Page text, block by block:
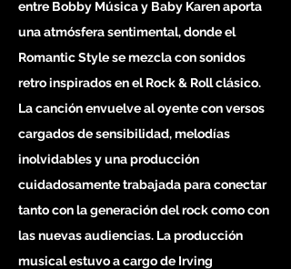
entre Bobby Música y Baby Karen aporta
una atmósfera sentimental, donde el
Romantic Style se mezcla con sonidos
retro inspirados en el Rock & Roll clásico.
La canción envuelve al oyente con versos
cargados de sensibilidad, melodías
inolvidables y una producción
cuidadosamente trabajada para conectar
tanto con la generación del rock como con
las nuevas audiencias. La producción
musical estuvo a cargo de Irving